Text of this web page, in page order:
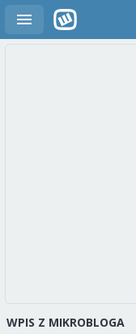
WPIS Z MIKROBLOGA